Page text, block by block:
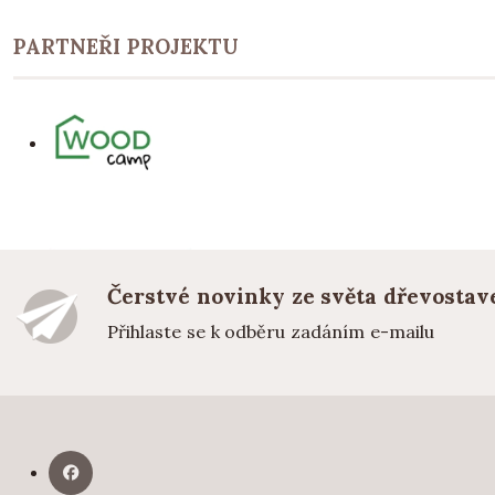
PARTNEŘI PROJEKTU
Čerstvé novinky ze světa
Přihlaste se k odběru zadáním e-mailu